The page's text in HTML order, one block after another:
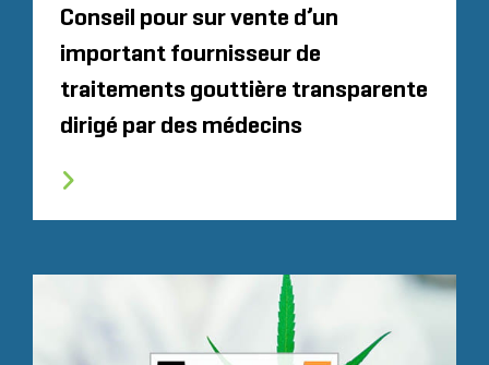
Conseil pour sur vente d’un
important fournisseur de
traitements gouttière transparente
dirigé par des médecins